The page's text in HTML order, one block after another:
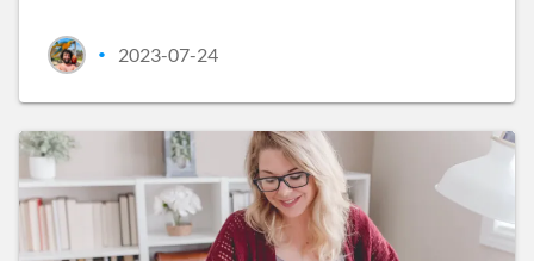
• 2023-07-24